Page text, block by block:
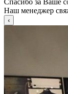
Спасибо за Ваше
Наш менеджер